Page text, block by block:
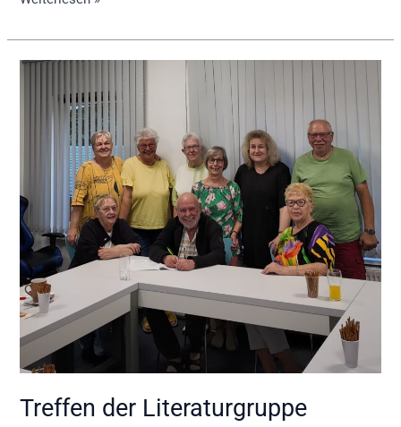
Treffen der Literaturgruppe
Treffen
Literaturgruppe